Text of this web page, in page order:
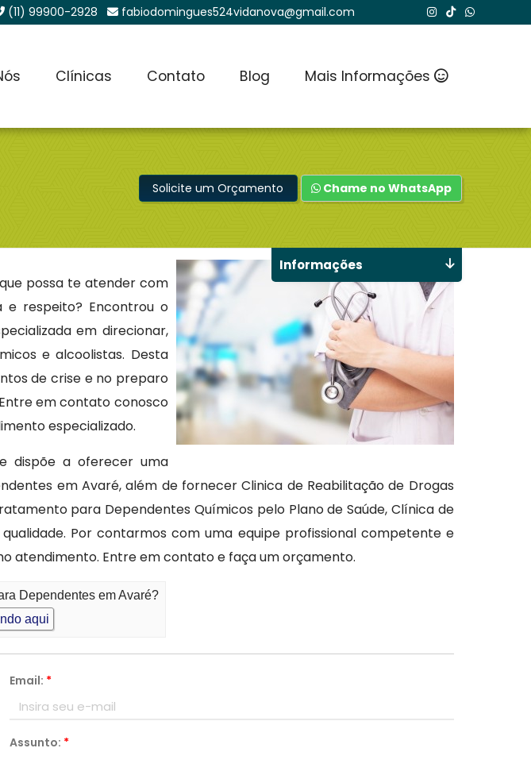
(11) 99900-2928 fabiodomingues524vidanova@gmail.com
Clínicas Contato Blog Mais Informações
Solicite um Orçamento Chame no WhatsApp
possa te atender com
e respeito? Encontrou o
em direcionar,
e alcoolistas. Desta
de crise e no preparo
em contato conosco
especializado.
dispõe a oferecer uma
em Avaré, além de fornecer Clinica de Reabilitação de Drogas
para Dependentes Químicos pelo Plano de Saúde, Clínica de
Por contarmos com uma equipe profissional competente e
atendimento. Entre em contato e faça um orçamento.
Dependentes em Avaré?
aqui
Email: *
Assunto: *
Informações